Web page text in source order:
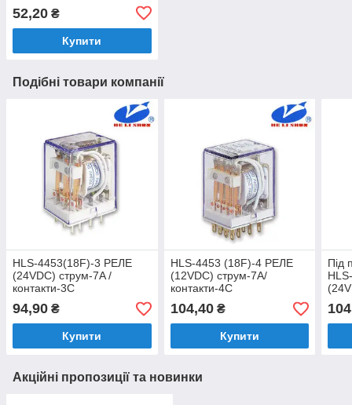
52,20 ₴
Купити
Подібні товари компанії
HLS-4453(18F)-3 РЕЛЕ
(24VDC) струм-7A /
контакти-3С
94,90 ₴
Купити
HLS-4453 (18F)-4 РЕЛЕ
(12VDC) струм-7A/
контакти-4С
104,40₴
Купити
Під
Акційні пропозиції та новинки